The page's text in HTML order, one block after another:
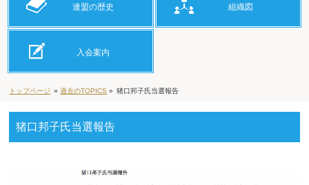
連盟の歴史 組織図
入会案内
トップページ »過去のTOPICS » 猪口邦子氏当選報告
猪口邦子氏当選報告